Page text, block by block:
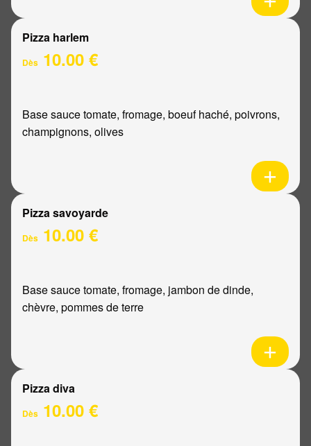
Pizza harlem
Dès 10.00 €
Base sauce tomate, fromage, boeuf haché, poivrons,
champignons, olives
Pizza savoyarde
Dès 10.00 €
Base sauce tomate, fromage, jambon de dinde,
chèvre, pommes de terre
Pizza diva
Dès 10.00 €